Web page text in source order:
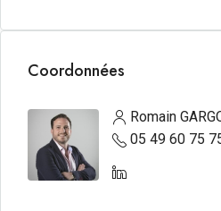
Coordonnées
Romain
05 49 60 75